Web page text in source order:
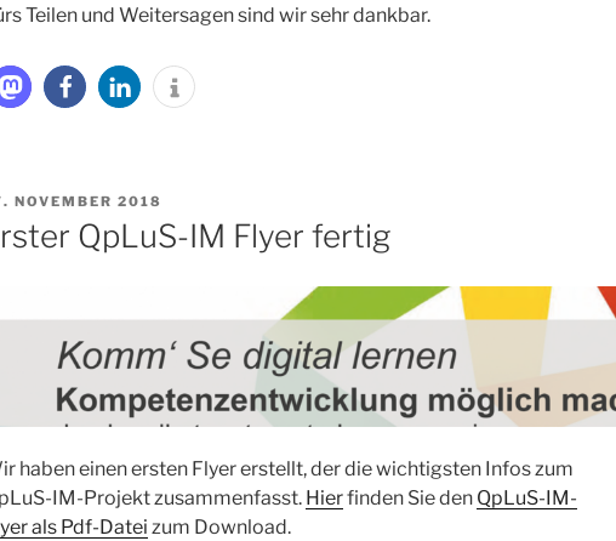
Teilen und Weitersagen sind wir sehr dankbar.
NOVEMBER 2018
QpLuS-IM Flyer fertig
haben einen ersten Flyer erstellt, der die wichtigsten Infos zum
IM-Projekt zusammenfasst. Hierfinden Sie den QpLuS-IM-
als Pdf-Datei zum Download.